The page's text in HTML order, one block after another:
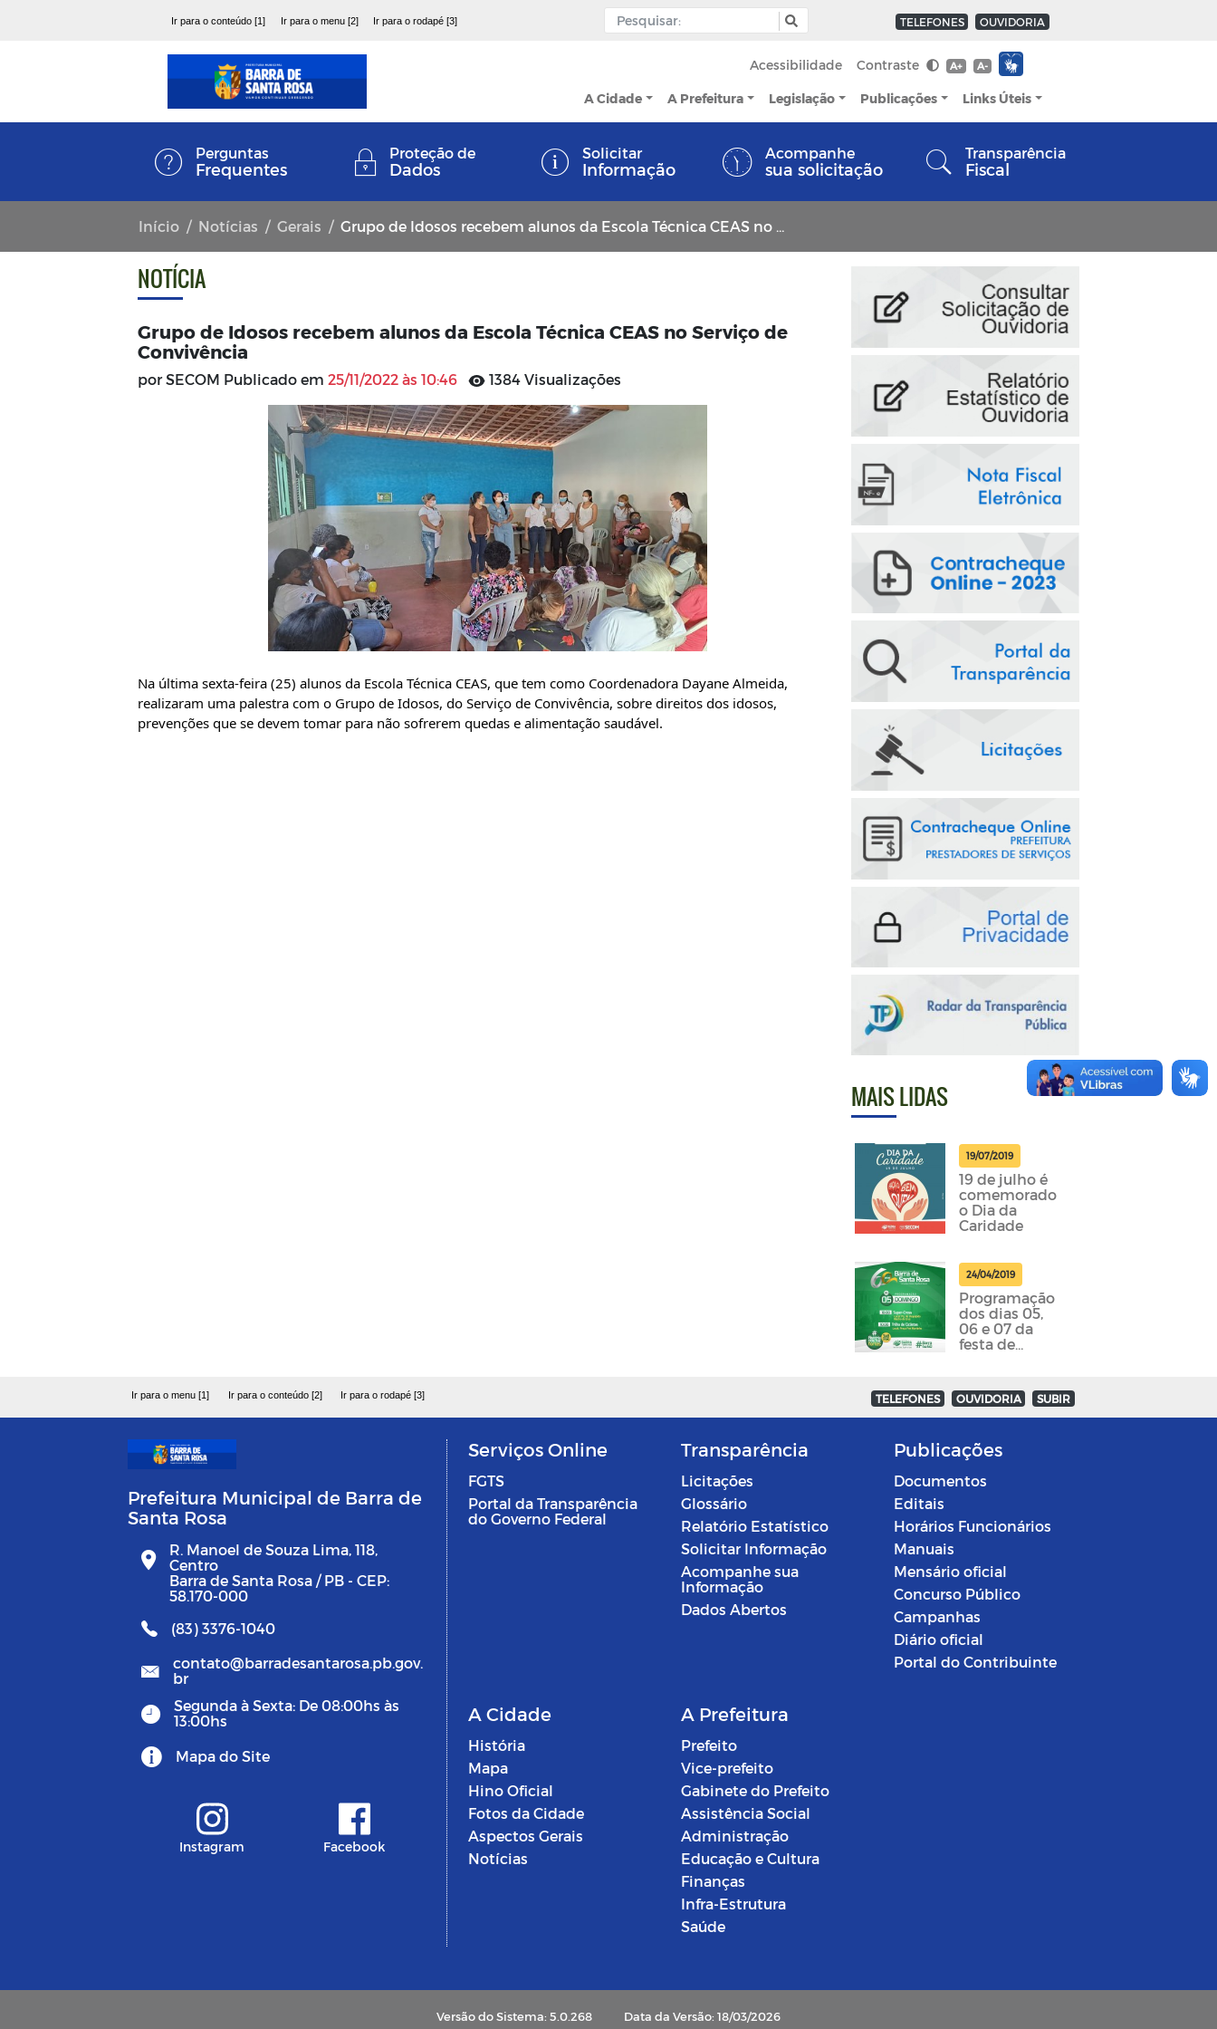
Ir para o conteúdo [1] Ir para o menu [2] Ir para o rodapé [3] TELEFONES OUVIDORIA
Acessibilidade Contraste A+ A-
A Cidade A Prefeitura Legislação Publicações Links Úteis
Perguntas
Frequentes
Proteção de
Dados
Solicitar
Informação
Acompanhe
sua solicitação
Transparência
Fiscal
Início Notícias Gerais Grupo de Idosos recebem alunos da Escola Técnica CEAS no Serviço de Convivência
NOTÍCIA
Grupo de Idosos recebem alunos da Escola Técnica CEAS no Serviço de
Convivência
por SECOM Publicado em 25/11/2022 às 10:46 1384 Visualizações
Na última sexta-feira (25) alunos da Escola Técnica CEAS, que tem como Coordenadora Dayane Almeida,
realizaram uma palestra com o Grupo de Idosos, do Serviço de Convivência, sobre direitos dos idosos,
prevenções que se devem tomar para não sofrerem quedas e alimentação saudável.
MAIS LIDAS
19/07/2019
19 de julho é
comemorado
o Dia da
Caridade
24/04/2019
Programação
dos dias 05,
06 e 07 da
festa de
foram
divulgadas
Ir para o menu [1] Ir para o conteúdo [2] Ir para o rodapé [3] TELEFONES OUVIDORIA SUBIR
Prefeitura Municipal de Barra de
Santa Rosa
R. Manoel de Souza Lima, 118,
Centro
Barra de Santa Rosa / PB - CEP:
58.170-000
(83) 3376-1040
contato@barradesantarosa.pb.gov.
br
Segunda à Sexta: De 08:00hs às
13:00hs
Mapa do Site
Instagram Facebook
Serviços Online
FGTS
Portal da Transparência
do Governo Federal
Transparência
Licitações
Glossário
Relatório Estatístico
Solicitar Informação
Acompanhe sua
Informação
Dados Abertos
Publicações
Documentos
Editais
Horários Funcionários
Manuais
Mensário oficial
Concurso Público
Campanhas
Diário oficial
Portal do Contribuinte
A Cidade
História
Mapa
Hino Oficial
Fotos da Cidade
Aspectos Gerais
Notícias
A Prefeitura
Prefeito
Vice-prefeito
Gabinete do Prefeito
Assistência Social
Administração
Educação e Cultura
Finanças
Infra-Estrutura
Saúde
Versão do Sistema: 5.0.268 Data da Versão: 18/03/2026